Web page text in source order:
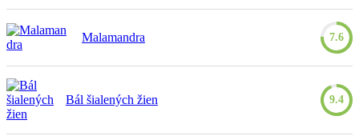
Malamandra 7.6
Bál šialených žien 9.4